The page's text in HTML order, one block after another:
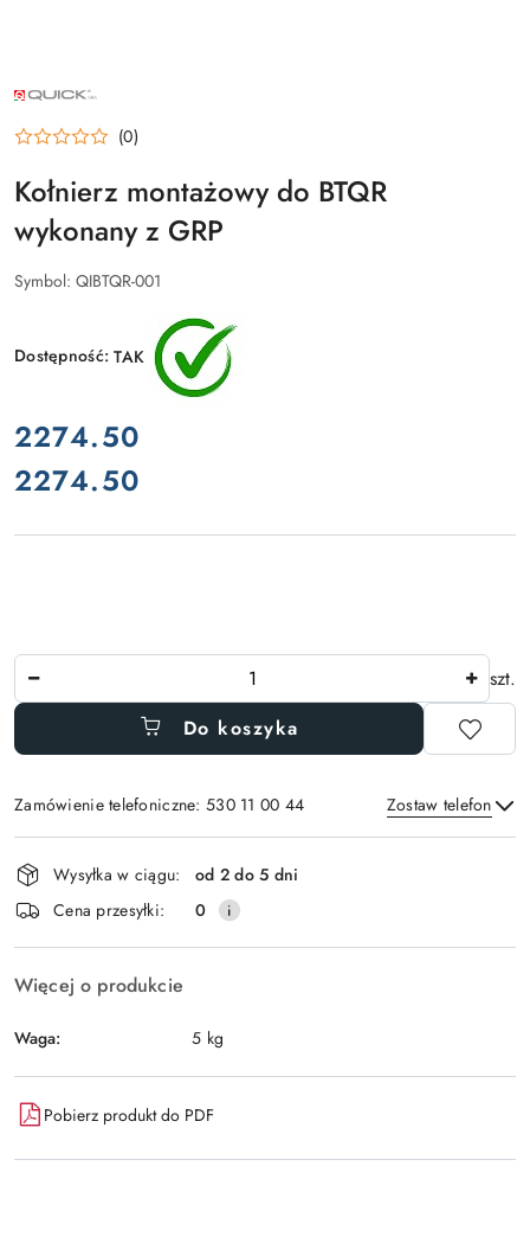
PRODUCENTA:
(0)
Kołnierz montażowy do BTQR
wykonany z GRP
Symbol: QIBTQR-001
Dostępność:TAK
cena:
2274.50
Cena:
2274.50
szt.
Do koszyka
Zamówienie telefoniczne: 530 11 00 44 Zostaw telefon
Wyślij
Dostępność
i
dostawa
Wysyłka w ciągu:
od 2 do 5 dni
Cena przesyłki:
0
Więcej o produkcie
Waga: 5 kg
Pobierz produkt do PDF